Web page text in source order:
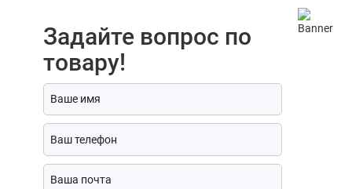
Задайте вопрос по
товару!